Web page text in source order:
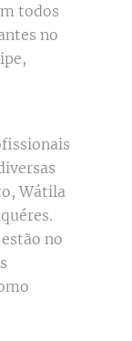
todos
no
Wátila
no